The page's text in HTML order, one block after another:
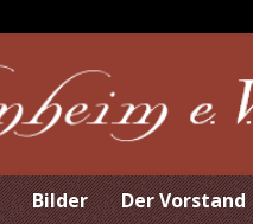
Bilder Der Vorstand